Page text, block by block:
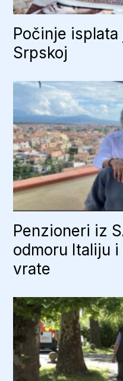
Počinje
Srpskoj
Penzioneri iz
odmoru Italiju
vrate